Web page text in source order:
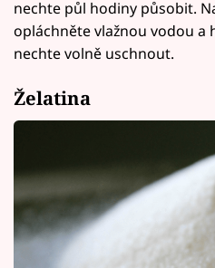
nechte půl hodiny působit.
opláchněte vlažnou vodou a
nechte volně uschnout.
Želatina